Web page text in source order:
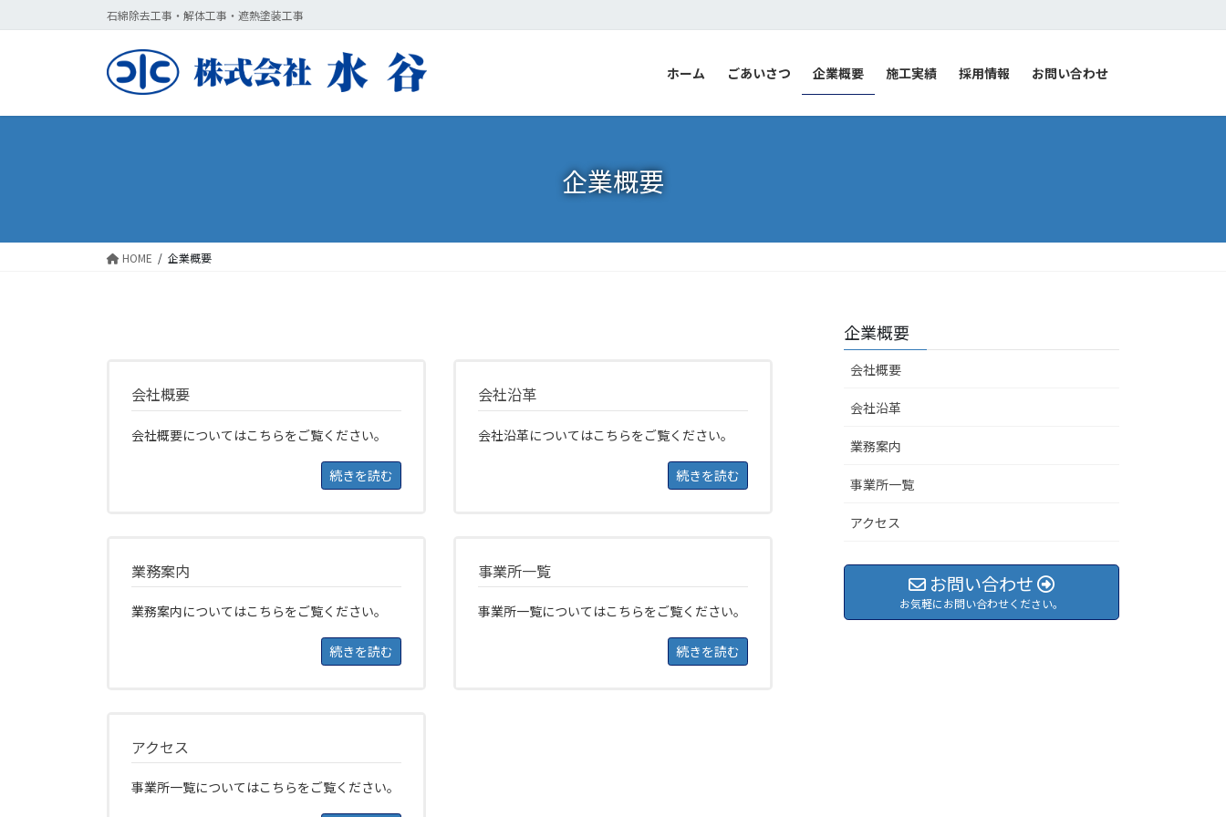
ン
に
ビ
ョ
石綿除去工事・解体工事・遮熱塗装工事
ホーム ごあいさつ 企業概要 施工実績 採用情報 お問い合わせ
企業概要
HOME 企業概要
会社概要
会社概要についてはこちらをご覧ください。
続きを読む
会社沿革
会社沿革についてはこちらをご覧ください。
続きを読む
業務案内
業務案内についてはこちらをご覧ください。
続きを読む
事業所一覧
事業所一覧についてはこちらをご覧ください。
続きを読む
アクセス
事業所一覧についてはこちらをご覧ください。
企業概要
会社概要
会社沿革
業務案内
事業所一覧
アクセス
お問い合わせ
お気軽にお問い合わせください。